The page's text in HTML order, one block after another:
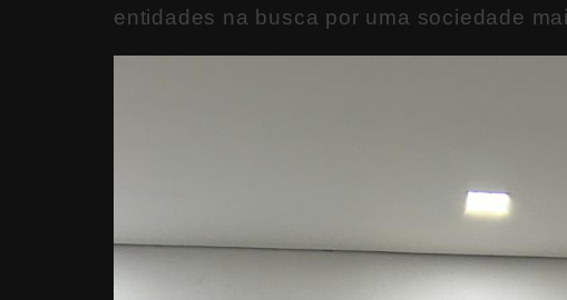
entidades na busca por uma sociedade